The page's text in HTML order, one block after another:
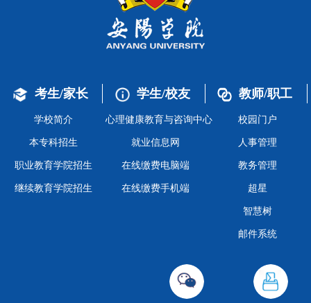
考生/家长
学校简介
本专科招生
职业教育学院招生
继续教育学院招生
学生/校友
心理健康教育与咨询中心
就业信息网
在线缴费电脑端
在线缴费手机端
教师/职工
校园门户
人事管理
教务管理
超星
智慧树
邮件系统